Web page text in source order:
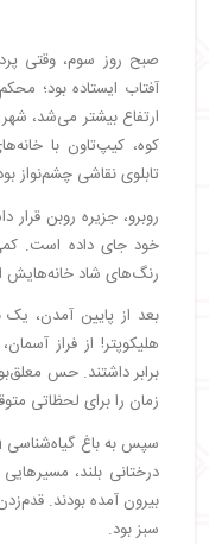
صبح روز سوم، وقتی
آفتاب ایستاده بود؛
ارتفاع بیشتر می‌شد،
کوه، کیپ‌تاون با
تابلوی نقاشی چشم‌نواز
روبرو، جزیره روبن
خود جای داده است.
رنگ‌های شاد خانه‌هایش
بعد از پایین آمدن، یک
هلیکوپتر! از فراز
برابر داشتند. حس
زمان را برای لحظاتی
درختانی بلند،
بیرون آمده بودند.
سبز بود.